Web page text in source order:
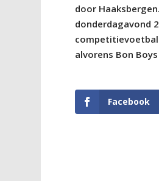
door
donderdagavond
alvorens Bon
Facebook